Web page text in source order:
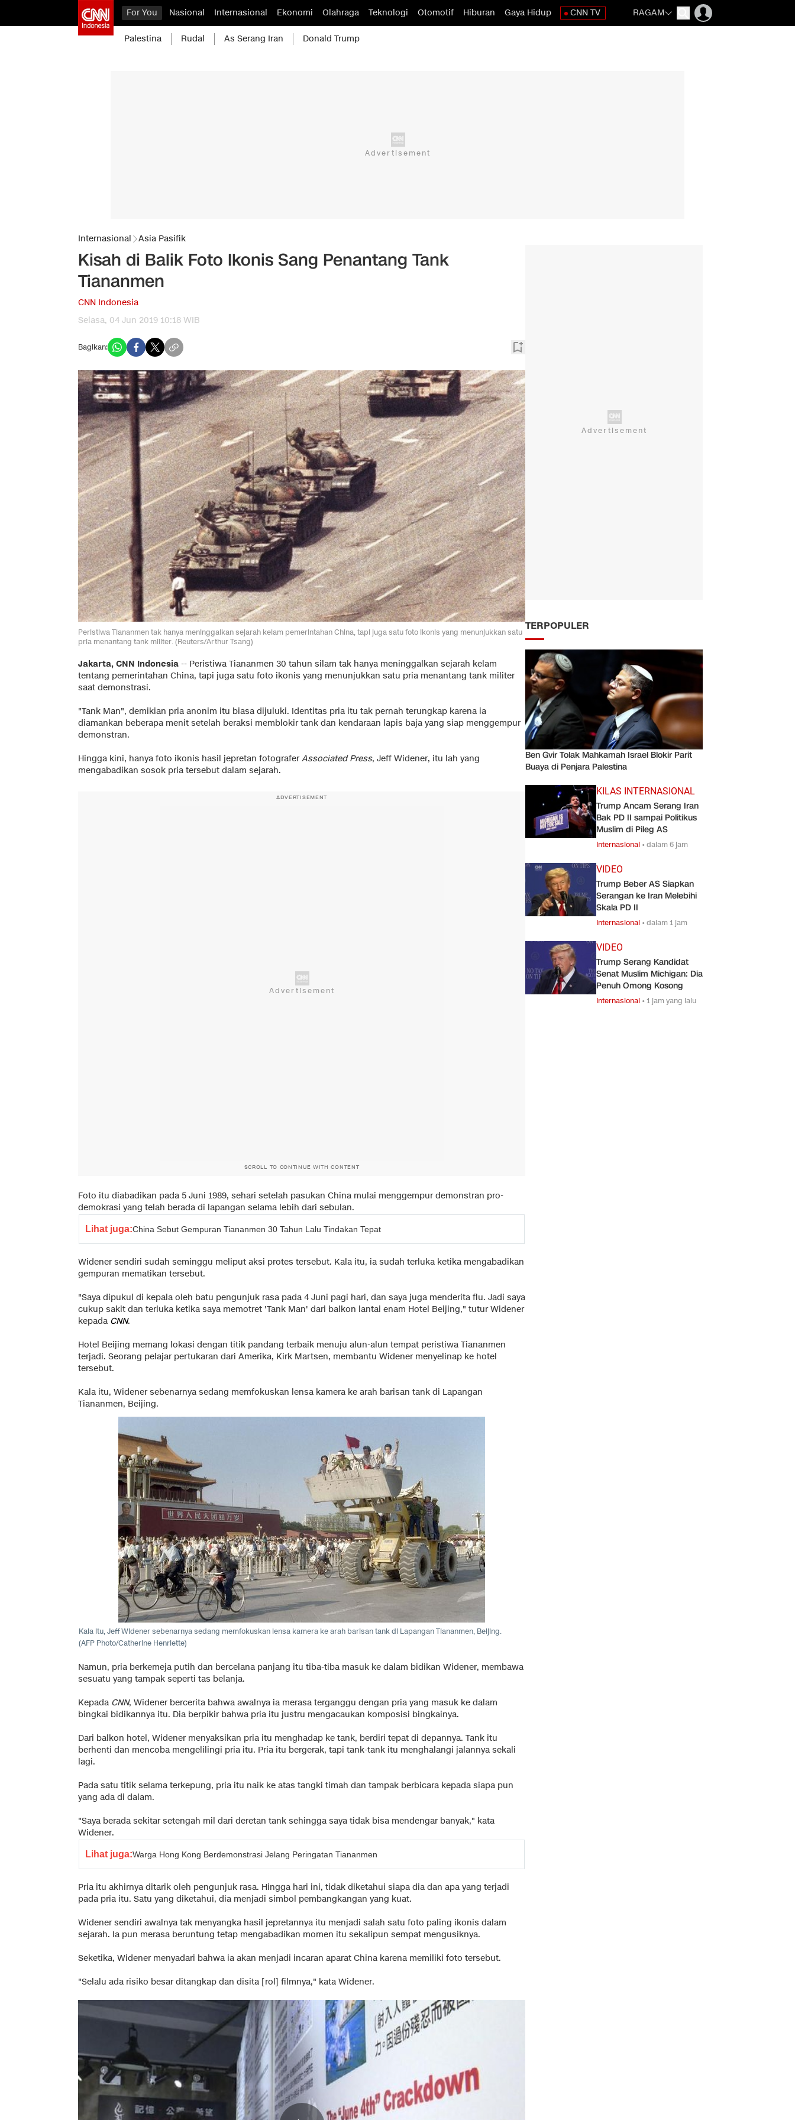
For You Nasional Internasional Ekonomi Olahraga Teknologi Otomotif Hiburan Gaya Hidup CNN TV RAGAM
Palestina Rudal As Serang Iran Donald Trump
Internasional Asia Pasifik
Kisah di Balik Foto Ikonis Sang Penantang Tank
Tiananmen
CNN Indonesia
Selasa, 04 Jun 2019 10:18 WIB
Bagikan:
Peristiwa Tiananmen tak hanya meninggalkan sejarah kelam pemerintahan China, tapi juga satu foto ikonis yang menunjukkan satu
pria menantang tank militer. (Reuters/Arthur Tsang)
Jakarta, CNN Indonesia -- Peristiwa Tiananmen 30 tahun silam tak hanya meninggalkan sejarah kelam
tentang pemerintahan China, tapi juga satu foto ikonis yang menunjukkan satu pria menantang tank militer
saat demonstrasi.
"Tank Man", demikian pria anonim itu biasa dijuluki. Identitas pria itu tak pernah terungkap karena ia
diamankan beberapa menit setelah beraksi memblokir tank dan kendaraan lapis baja yang siap menggempur
demonstran.
Hingga kini, hanya foto ikonis hasil jepretan fotograferAssociated Press, Jeff Widener, itu lah yang
mengabadikan sosok pria tersebut dalam sejarah.
ADVERTISEMENT
SCROLL TO CONTINUE WITH CONTENT
Foto itu diabadikan pada 5 Juni 1989, sehari setelah pasukan China mulai menggempur demonstran pro-
demokrasi yang telah berada di lapangan selama lebih dari sebulan.
Lihat juga:China Sebut Gempuran Tiananmen 30 Tahun Lalu Tindakan Tepat
Widener sendiri sudah seminggu meliput aksi protes tersebut. Kala itu, ia sudah terluka ketika mengabadikan
gempuran mematikan tersebut.
"Saya dipukul di kepala oleh batu pengunjuk rasa pada 4 Juni pagi hari, dan saya juga menderita flu. Jadi saya
cukup sakit dan terluka ketika saya memotret 'Tank Man' dari balkon lantai enam Hotel Beijing," tutur Widener
kepada CNN.
Hotel Beijing memang lokasi dengan titik pandang terbaik menuju alun-alun tempat peristiwa Tiananmen
terjadi. Seorang pelajar pertukaran dari Amerika, Kirk Martsen, membantu Widener menyelinap ke hotel
tersebut.
Kala itu, Widener sebenarnya sedang memfokuskan lensa kamera ke arah barisan tank di Lapangan
Tiananmen, Beijing.
Kala itu, Jeff Widener sebenarnya sedang memfokuskan lensa kamera ke arah barisan tank di Lapangan Tiananmen, Beijing.
(AFP Photo/Catherine Henriette)
Namun, pria berkemeja putih dan bercelana panjang itu tiba-tiba masuk ke dalam bidikan Widener, membawa
sesuatu yang tampak seperti tas belanja.
Kepada CNN, Widener bercerita bahwa awalnya ia merasa terganggu dengan pria yang masuk ke dalam
bingkai bidikannya itu. Dia berpikir bahwa pria itu justru mengacaukan komposisi bingkainya.
Dari balkon hotel, Widener menyaksikan pria itu menghadap ke tank, berdiri tepat di depannya. Tank itu
berhenti dan mencoba mengelilingi pria itu. Pria itu bergerak, tapi tank-tank itu menghalangi jalannya sekali
lagi.
Pada satu titik selama terkepung, pria itu naik ke atas tangki timah dan tampak berbicara kepada siapa pun
yang ada di dalam.
"Saya berada sekitar setengah mil dari deretan tank sehingga saya tidak bisa mendengar banyak," kata
Widener.
Lihat juga:Warga Hong Kong Berdemonstrasi Jelang Peringatan Tiananmen
Pria itu akhirnya ditarik oleh pengunjuk rasa. Hingga hari ini, tidak diketahui siapa dia dan apa yang terjadi
pada pria itu. Satu yang diketahui, dia menjadi simbol pembangkangan yang kuat.
Widener sendiri awalnya tak menyangka hasil jepretannya itu menjadi salah satu foto paling ikonis dalam
sejarah. Ia pun merasa beruntung tetap mengabadikan momen itu sekalipun sempat mengusiknya.
Seketika, Widener menyadari bahwa ia akan menjadi incaran aparat China karena memiliki foto tersebut.
"Selalu ada risiko besar ditangkap dan disita [rol] filmnya," kata Widener.
TERPOPULER
Ben Gvir Tolak Mahkamah Israel Blokir Parit
Buaya di Penjara Palestina
KILAS INTERNASIONAL
Trump Ancam Serang Iran
Bak PD II sampai Politikus
Muslim di Pileg AS
Internasional •dalam 6 jam
VIDEO
Trump Beber AS Siapkan
Serangan ke Iran Melebihi
Skala PD II
Internasional •dalam 1 jam
VIDEO
Trump Serang Kandidat
Senat Muslim Michigan: Dia
Penuh Omong Kosong
Internasional •1 jam yang lalu